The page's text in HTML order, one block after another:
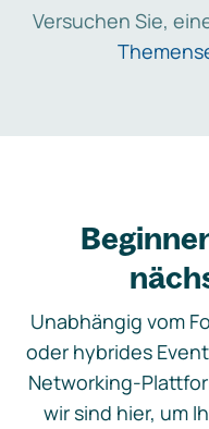
Versuchen Sie,
Unabhängig vom
oder hybrides
Networking-
wir sind hier, um